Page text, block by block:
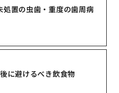
処置の虫歯・重度の歯周病
に避けるべき飲食物